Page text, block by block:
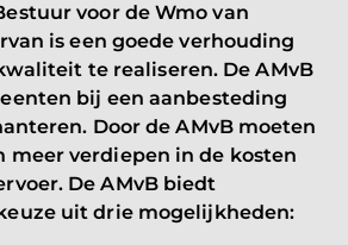
voor de Wmo van
is een goede verhouding
te realiseren. De AMvB
bij een aanbesteding
Door de AMvB moeten
meer verdiepen in de kosten
De AMvB biedt
uit drie mogelijkheden: